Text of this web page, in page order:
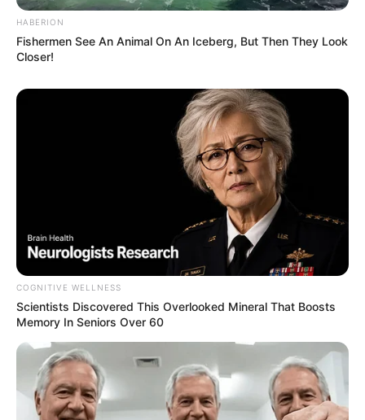
HABERION
Fishermen See An Animal On An Iceberg, But Then They Look
Closer!
COGNITIVE WELLNESS
Scientists Discovered This Overlooked Mineral That Boosts
Memory In Seniors Over 60